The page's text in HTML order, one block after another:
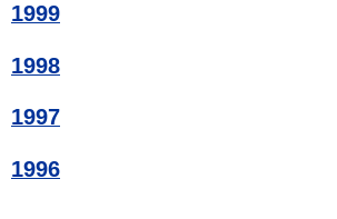
1999
1998
1997
1996